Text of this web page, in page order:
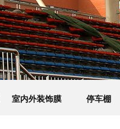
室内外装饰膜 停车棚